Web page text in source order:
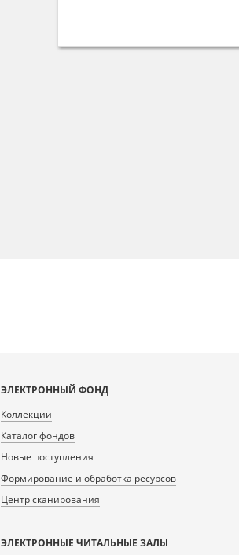
ЭЛЕКТРОННЫЙ ФОНД
Коллекции
Каталог фондов
Новые поступления
Формирование и обработка ресурсов
Центр сканирования
ЭЛЕКТРОННЫЕ ЧИТАЛЬНЫЕ ЗАЛЫ